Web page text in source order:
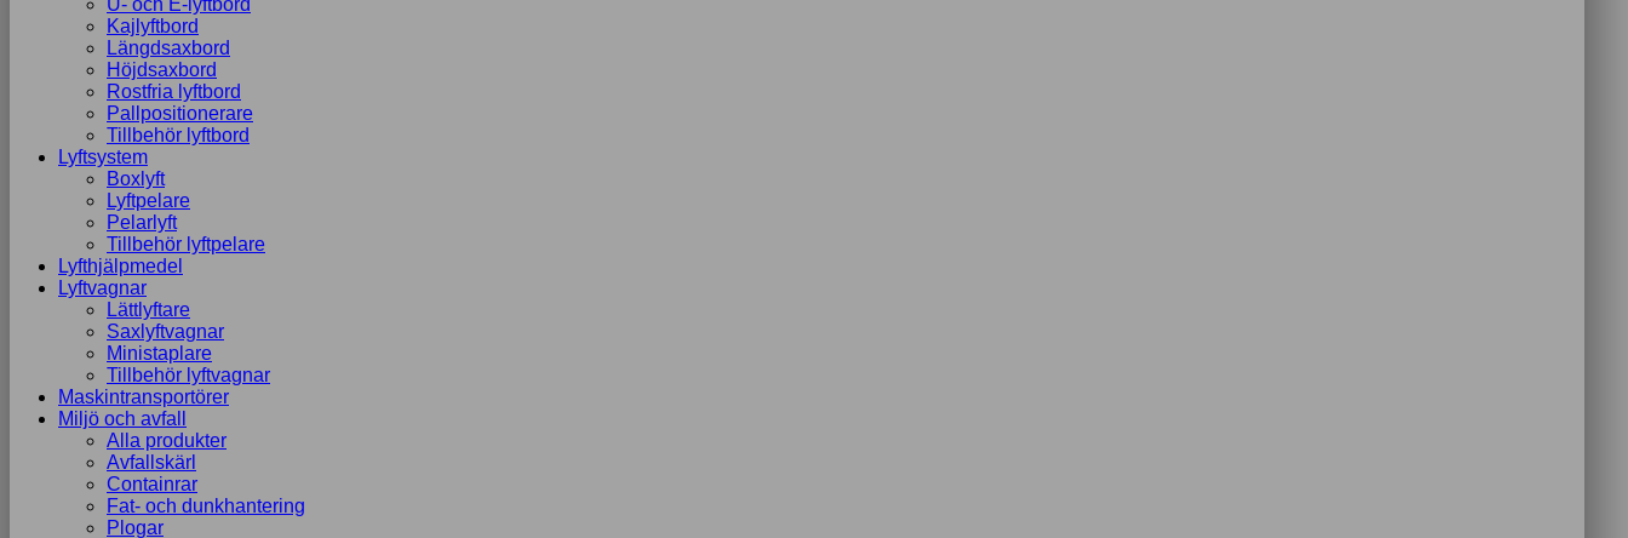
U- och E-lyftbord
Kajlyftbord
Längdsaxbord
Höjdsaxbord
Rostfria lyftbord
Pallpositionerare
Tillbehör lyftbord
Lyftsystem
Boxlyft
Lyftpelare
Pelarlyft
Tillbehör lyftpelare
Lyfthjälpmedel
Lyftvagnar
Lättlyftare
Saxlyftvagnar
Ministaplare
Tillbehör lyftvagnar
Maskintransportörer
Miljö och avfall
Alla produkter
Avfallskärl
Containrar
Fat- och dunkhantering
Plogar